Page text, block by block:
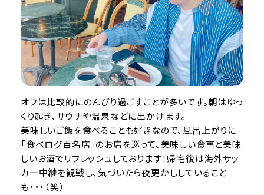
オフは比較的にのんびり過ごすことが多いです。朝はゆっ
くり起き、サウナや温泉などに出かけます。
美味しいご飯を食べることも好きなので、風呂上がりに
「食べログ百名店」のお店を巡って、美味しい食事と美味
しいお酒でリフレッシュしております！帰宅後は海外サッ
カー中継を観戦し、気づいたら夜更かししていること
も・・・（笑）